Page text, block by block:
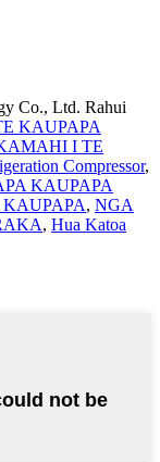
Co., Ltd. Rahui
KAUPAPA
I TE
Compressor,
KAUPAPA
, NGA
, Hua Katoa